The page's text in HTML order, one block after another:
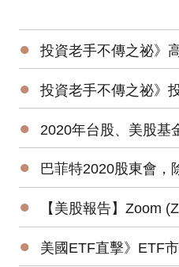
● 投資老手不傳之祕》高手的養成3階段：開放心胸 + 廣
● 投資老手不傳之祕》投資、投機、避險——3種部位
● 2020年台股、美股基金最風光，平均績效超過15%，能源基
● 巴菲特2020股東會，除了Q1虧損，接下來投資人
● 【美股報告】Zoom (ZM) 受惠疫情，
● 美國ETF直擊》ETF市場老將新兵爭鋒，誰是資